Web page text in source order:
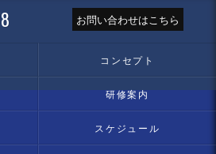
お問い合わせはこちら
コンセプト
研修案内
スケジュール